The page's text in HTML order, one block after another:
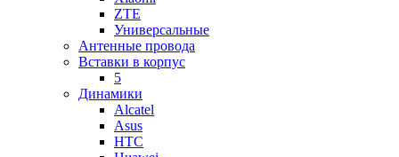
ZTE
Универсальные
Антенные провода
Вставки в корпус
5
Динамики
Alcatel
Asus
HTC